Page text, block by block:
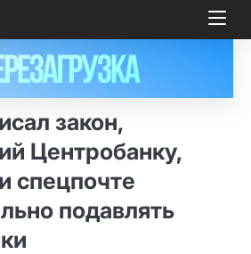
закон,
Центробанку,
спецпочте
подавлять